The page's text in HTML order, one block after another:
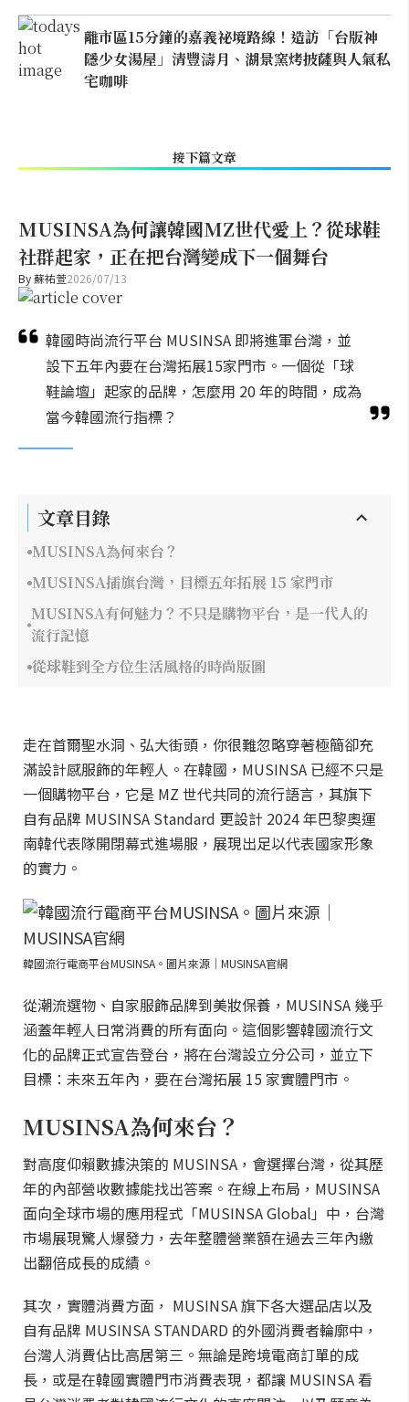
離市區15分鐘的嘉義祕境路線！造訪「台版神
隱少女湯屋」清豐濤月、湖景窯烤披薩與人氣私
宅咖啡
接下篇文章
MUSINSA為何讓韓國MZ世代愛上？從球鞋
社群起家，正在把台灣變成下一個舞台
By蘇祐萱2026/07/13
韓國時尚流行平台 MUSINSA 即將進軍台灣，並
設下五年內要在台灣拓展15家門市。一個從「球
鞋論壇」起家的品牌，怎麼用 20 年的時間，成為
當今韓國流行指標？
文章目錄
MUSINSA為何來台？
MUSINSA插旗台灣，目標五年拓展 15 家門市
MUSINSA有何魅力？不只是購物平台，是一代人的
流行記憶
從球鞋到全方位生活風格的時尚版圖
走在首爾聖水洞、弘大街頭，你很難忽略穿著極簡卻充
滿設計感服飾的年輕人。在韓國，MUSINSA 已經不只是
一個購物平台，它是 MZ 世代共同的流行語言，其旗下
自有品牌 MUSINSA Standard 更設計 2024 年巴黎奧運
南韓代表隊開閉幕式進場服，展現出足以代表國家形象
的實力。
韓國流行電商平台MUSINSA。圖片來源｜MUSINSA官網
從潮流選物、自家服飾品牌到美妝保養，MUSINSA 幾乎
涵蓋年輕人日常消費的所有面向。這個影響韓國流行文
化的品牌正式宣告登台，將在台灣設立分公司，並立下
目標：未來五年內，要在台灣拓展 15 家實體門市。
MUSINSA為何來台？
對高度仰賴數據決策的 MUSINSA，會選擇台灣，從其歷
年的內部營收數據能找出答案。在線上布局，MUSINSA
面向全球市場的應用程式「MUSINSA Global」中，台灣
市場展現驚人爆發力，去年整體營業額在過去三年內繳
出翻倍成長的成績。
其次，實體消費方面， MUSINSA 旗下各大選品店以及
自有品牌 MUSINSA STANDARD 的外國消費者輪廓中，
台灣人消費佔比高居第三。無論是跨境電商訂單的成
長，或是在韓國實體門市消費表現，都讓 MUSINSA 看